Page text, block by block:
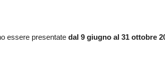
essere presentate dal 9 giugno al 31 ottobre